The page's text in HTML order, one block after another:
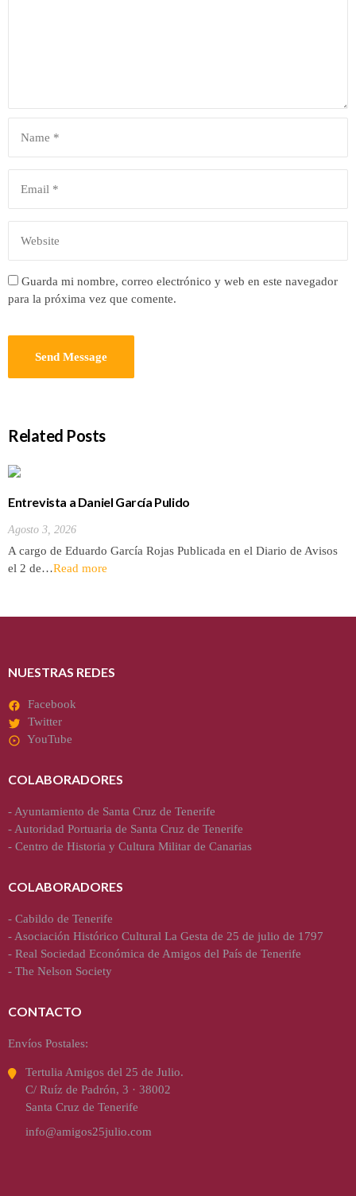
Guarda mi nombre, correo electrónico y web en este navegador
para la próxima vez que comente.
Related Posts
Entrevista a Daniel García Pulido
Agosto 3, 2026
A cargo de Eduardo García Rojas Publicada en el Diario de Avisos
el 2 de…Read more
NUESTRAS REDES
Facebook
Twitter
YouTube
COLABORADORES
- Ayuntamiento de Santa Cruz de Tenerife
- Autoridad Portuaria de Santa Cruz de Tenerife
- Centro de Historia y Cultura Militar de Canarias
COLABORADORES
- Cabildo de Tenerife
- Asociación Histórico Cultural La Gesta de 25 de julio de 1797
- Real Sociedad Económica de Amigos del País de Tenerife
- The Nelson Society
CONTACTO
Envíos Postales:
Tertulia Amigos del 25 de Julio.
C/ Ruíz de Padrón, 3 · 38002
Santa Cruz de Tenerife
info@amigos25julio.com